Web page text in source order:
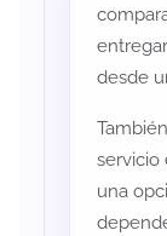
desde
servicio
una